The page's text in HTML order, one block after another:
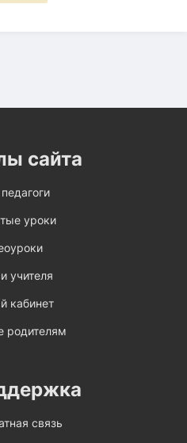
сайта
уроки
учителя
кабинет
родителям
связь